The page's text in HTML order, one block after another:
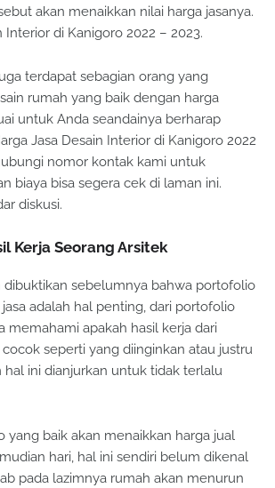
akan menaikkan nilai harga jasanya.
Interior di Kanigoro 2022 – 2023.
terdapat sebagian orang yang
rumah yang baik dengan harga
untuk Anda seandainya berharap
Jasa Desain Interior di Kanigoro 2022
nomor kontak kami untuk
biaya bisa segera cek di laman ini.
diskusi.
Kerja Seorang Arsitek
dibuktikan sebelumnya bahwa portofolio
adalah hal penting, dari portofolio
memahami apakah hasil kerja dari
seperti yang diinginkan atau justru
hal ini dianjurkan untuk tidak terlalu
yang baik akan menaikkan harga jual
hari, hal ini sendiri belum dikenal
pada lazimnya rumah akan menurun